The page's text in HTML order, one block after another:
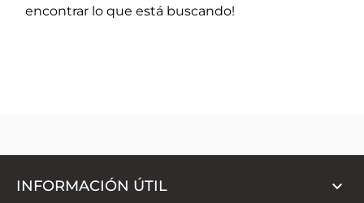
encontrar lo que está buscando!
INFORMACIÓN ÚTIL 